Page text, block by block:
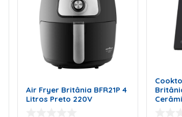
ADICIONAR AO
Air Fryer Britânia BFR21P 4
Litros Preto 220V
Cooktop